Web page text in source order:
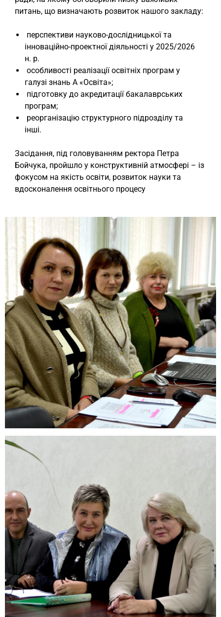
питань, що визначають розвиток нашого закладу:
перспективи науково-дослідницької та
інноваційно-проектної діяльності у 2025/2026
н. р.
особливості реалізації освітніх програм у
галузі знань А «Освіта»;
підготовку до акредитації бакалаврських
програм;
реорганізацію структурного підрозділу та
інші.
Засідання, під головуванням ректора Петра
Бойчука, пройшло у конструктивній атмосфері – із
фокусом на якість освіти, розвиток науки та
вдосконалення освітнього процесу